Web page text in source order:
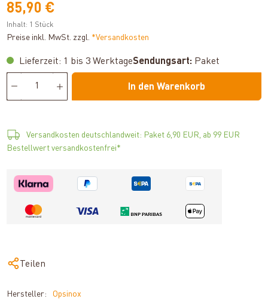
85,90 €
Inhalt: 1 Stück
Preise inkl. MwSt. zzgl. *Versandkosten
Lieferzeit: 1 bis 3 WerktageSendungsart: Paket
In den Warenkorb
Versandkosten deutschlandweit: Paket 6,90 EUR, ab 99 EUR
Bestellwert versandkostenfrei*
Teilen
Hersteller:
Opsinox